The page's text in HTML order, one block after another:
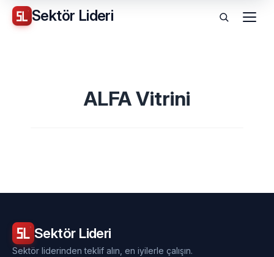
Sektör Lideri Menü
ALFA Vitrini
Sektör Lideri
Sektör liderinden teklif alın, en iyilerle çalışın.